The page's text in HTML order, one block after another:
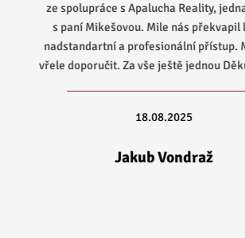
s Apalucha Reality, jednali jsme
Mile nás překvapil lidský,
a profesionální přístup. Můžeme
Za vše ještě jednou Děkujeme :-)